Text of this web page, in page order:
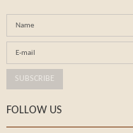
FOLLOW US